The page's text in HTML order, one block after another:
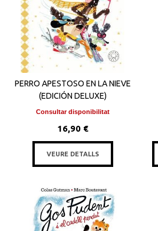
PERRO APESTOSO EN LA NIEVE
(EDICIÓN DELUXE)
Consultar disponibilitat
16,90 €
VEURE DETALLS